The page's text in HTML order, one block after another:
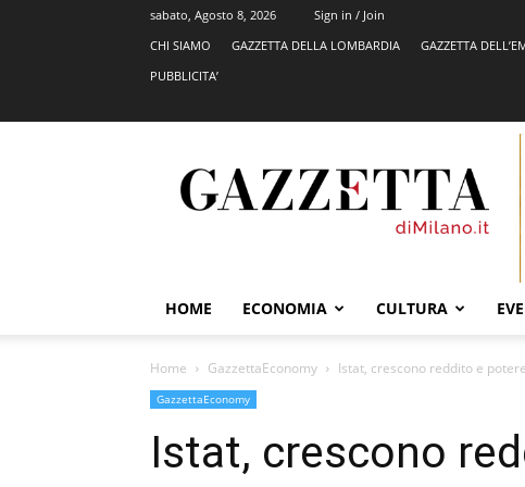
sabato, Agosto 8, 2026
Sign in / Join
CHI SIAMO
GAZZETTA DELLA LOMBARDIA GAZZETTA
PUBBLICITA’
HOME ECONOMIA CULTURA
Home GazzettaEconomy Istat, crescono reddito e
GazzettaEconomy
Istat, crescono